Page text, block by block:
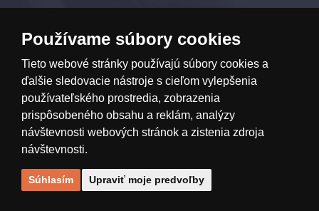
www.ttholding.cz
Tvorba a design webu:SHEAN.cz
© Stinio 2026Všetky práva vyhradené.
Používame súbory cookies
Tieto webové stránky používajú súbory cookies a
ďalšie sledovacie nástroje s cieľom vylepšenia
používateľského prostredia, zobrazenia
prispôsobeného obsahu a reklám, analýzy
návštevnosti webových stránok a zistenia zdroja
návštevnosti.
Súhlasím Upraviť moje predvoľby